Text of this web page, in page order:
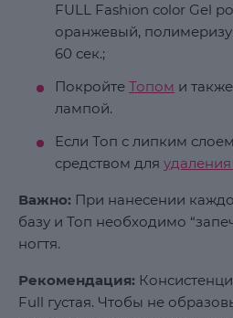
FULL Fashion color Gel
оранжевый,
60 сек.;
Покройте Топом и
лампой.
Если Топ с липким
средством для
Важно: При нанесении
базу и Топ необходимо
ногтя.
Рекомендация:
Full густая. Чтобы не